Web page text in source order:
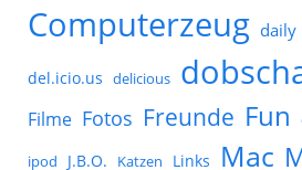
Computerzeug daily
del.icio.us delicious
Filme Fotos Freunde Fun
ipod J.B.O. Katzen Links Mac